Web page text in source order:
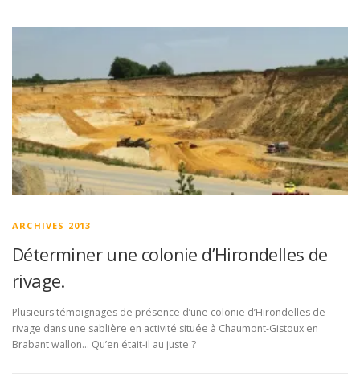
ARCHIVES 2013
Déterminer une colonie d’Hirondelles de
rivage.
Plusieurs témoignages de présence d’une colonie d’Hirondelles de
rivage dans une sablière en activité située à Chaumont-Gistoux en
Brabant wallon… Qu’en était-il au juste ?